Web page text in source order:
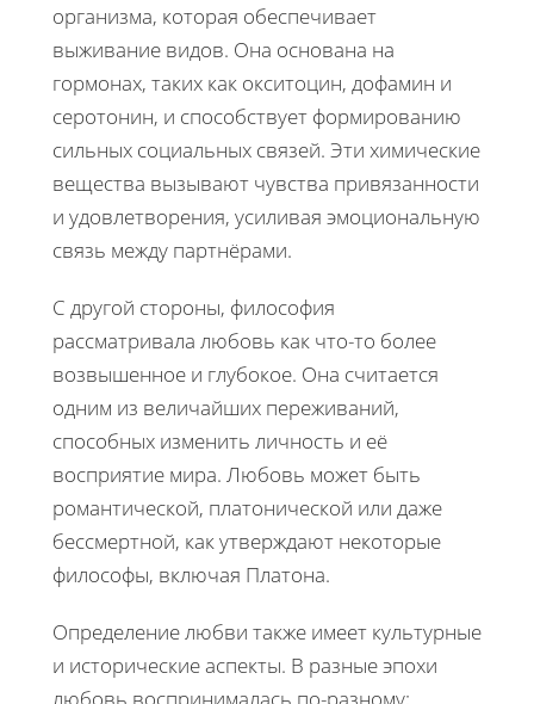
организма, которая обеспечивает
выживание видов. Она основана на
гормонах, таких как окситоцин, дофамин и
серотонин, и способствует формированию
сильных социальных связей. Эти химические
вещества вызывают чувства привязанности
и удовлетворения, усиливая эмоциональную
связь между партнёрами.
С другой стороны, философия
рассматривала любовь как что-то более
возвышенное и глубокое. Она считается
одним из величайших переживаний,
способных изменить личность и её
восприятие мира. Любовь может быть
романтической, платонической или даже
бессмертной, как утверждают некоторые
философы, включая Платона.
Определение любви также имеет культурные
и исторические аспекты. В разные эпохи
любовь воспринималась по-разному: